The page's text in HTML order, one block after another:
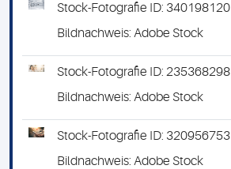
Stock-Fotografie ID: 340198120
Bildnachweis: Adobe Stock
Stock-Fotografie ID: 235368298
Bildnachweis: Adobe Stock
Stock-Fotografie ID: 320956753
Bildnachweis: Adobe Stock